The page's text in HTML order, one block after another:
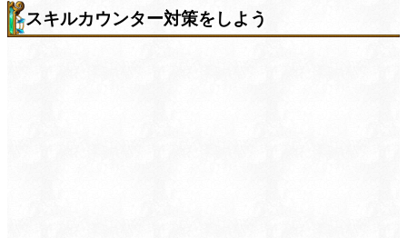
スキルカウンター対策をしよう